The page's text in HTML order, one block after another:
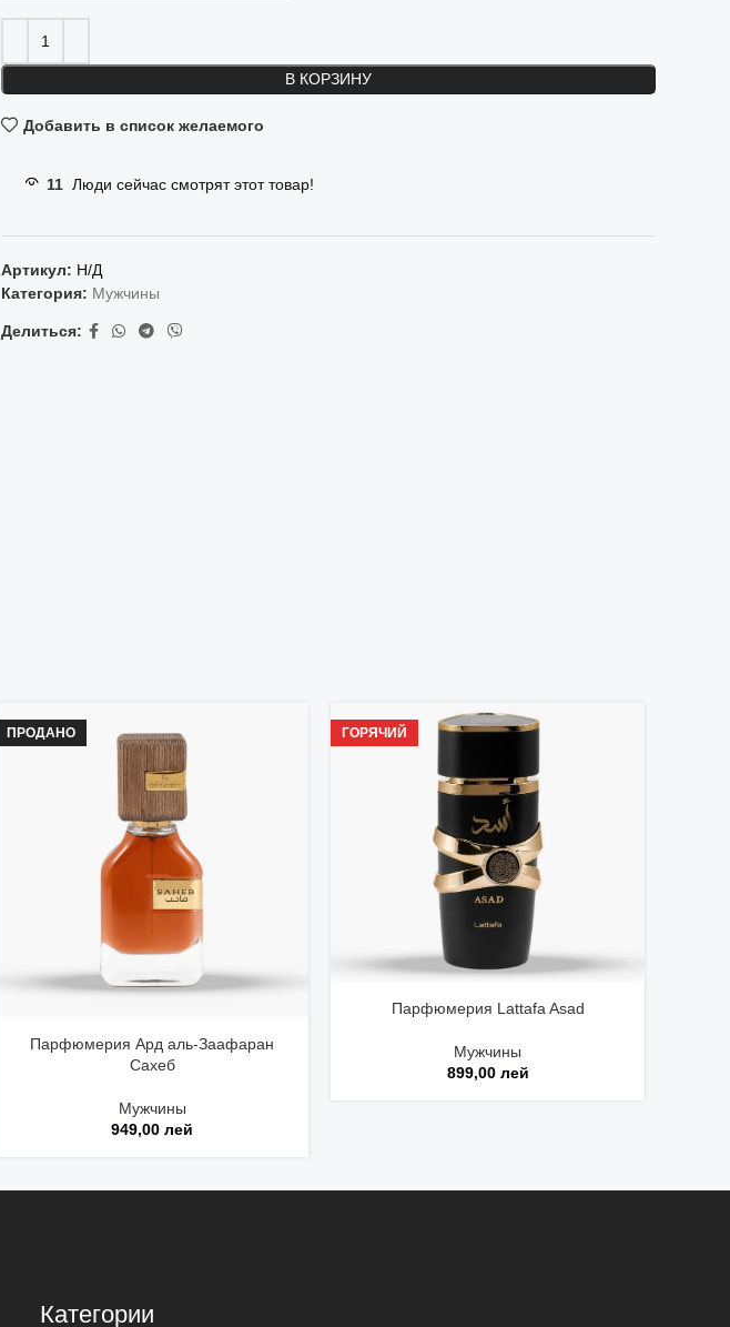
В КОРЗИНУ
Добавить в список желаемого
11 Люди сейчас смотрят этот товар!
Артикул: Н/Д
Категория: Мужчины
Делиться:
ПРОДАНО
Парфюмерия Ард аль-Заафаран
Сахеб
Мужчины
949,00лей
ГОРЯЧИЙ
Парфюмерия Lattafa Asad
Мужчины
899,00 лей
Категории